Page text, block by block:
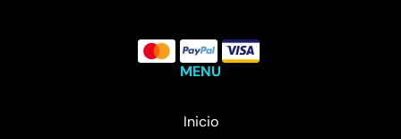
MENU
Inicio